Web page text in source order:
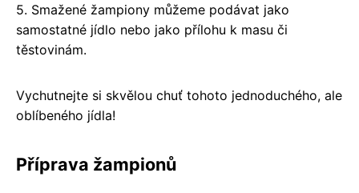
5. Smažené žampiony můžeme podávat jako
samostatné jídlo nebo jako přílohu k masu či
těstovinám.
Vychutnejte si skvělou chuť tohoto jednoduchého, ale
oblíbeného jídla!
Příprava žampionů